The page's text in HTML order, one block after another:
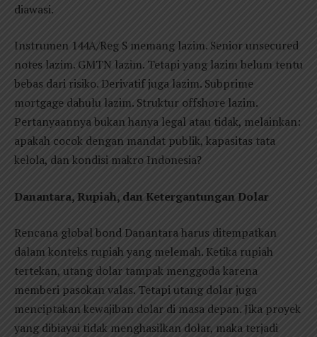
diawasi.
Instrumen 144A/Reg S memang lazim. Senior unsecured
notes lazim. GMTN lazim. Tetapi yang lazim belum tentu
bebas dari risiko. Derivatif juga lazim. Subprime
mortgage dahulu lazim. Struktur offshore lazim.
Pertanyaannya bukan hanya legal atau tidak, melainkan:
apakah cocok dengan mandat publik, kapasitas tata
kelola, dan kondisi makro Indonesia?
Danantara, Rupiah, dan Ketergantungan Dolar
Rencana global bond Danantara harus ditempatkan
dalam konteks rupiah yang melemah. Ketika rupiah
tertekan, utang dolar tampak menggoda karena
memberi pasokan valas. Tetapi utang dolar juga
menciptakan kewajiban dolar di masa depan. Jika proyek
yang dibiayai tidak menghasilkan dolar, maka terjadi